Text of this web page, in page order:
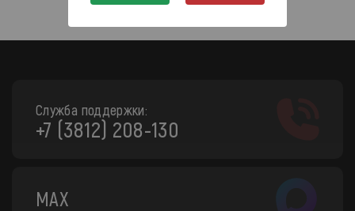
Служба поддержки:
+7 (3812) 208-130
MAX